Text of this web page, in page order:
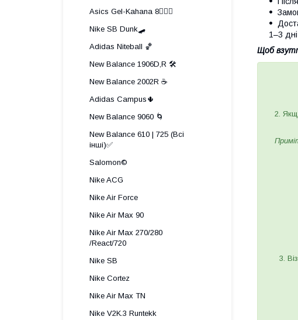
1–3
Щоб
2.
3.
Asics Gel-Kahana 8🏃🏼‍♂️
Nike SB Dunk🛹
Adidas Niteball 🏀
New Balance 1906D,R 🛠️
New Balance 2002R ☕
Adidas Campus🌵
New Balance 9060 🌀
New Balance 610 | 725 (Всі
інші)✅
Salomon©️
Nike ACG
Nike Air Force
Nike Air Max 90
Nike Air Max 270/280
/React/720
Nike SB
Nike Cortez
Nike Air Max TN
Nike V2K.3 Runtekk